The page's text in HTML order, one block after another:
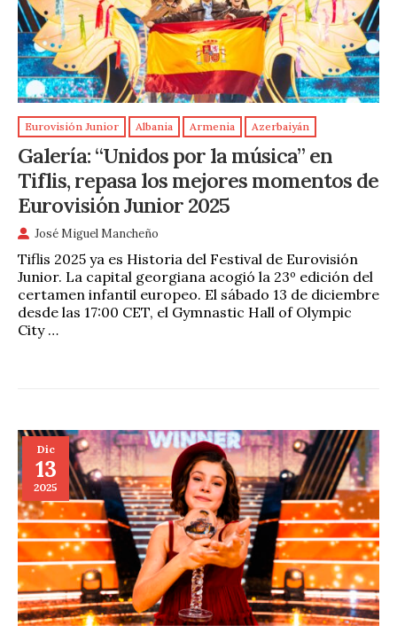
Eurovisión Junior Albania Armenia Azerbaiyán
Galería: “Unidos por la música” en
Tiflis, repasa los mejores momentos de
Eurovisión Junior 2025
José Miguel Mancheño
Tiflis 2025 ya es Historia del Festival de Eurovisión
Junior. La capital georgiana acogió la 23º edición del
certamen infantil europeo. El sábado 13 de diciembre
desde las 17:00 CET, el Gymnastic Hall of Olympic
City …
Dic
13
2025